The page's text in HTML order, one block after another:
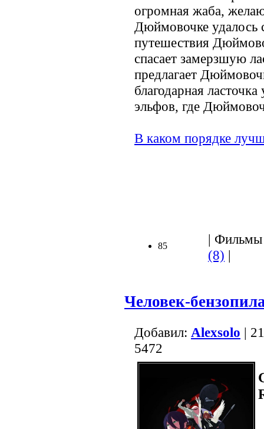
огромная жаба,
Дюймовочке удалось
путешествия
спасает замерзшую
предлагает
благодарная
эльфов, где
В каком порядке
85
| Фильмы
(8) |
Человек-
Добавил: Alexsolo |
5472